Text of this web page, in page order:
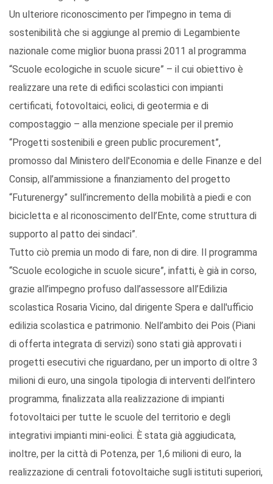
Un ulteriore riconoscimento per l’impegno in tema di
sostenibilità che si aggiunge al premio di Legambiente
nazionale come miglior buona prassi 2011 al programma
“Scuole ecologiche in scuole sicure” – il cui obiettivo è
realizzare una rete di edifici scolastici con impianti
certificati, fotovoltaici, eolici, di geotermia e di
compostaggio – alla menzione speciale per il premio
“Progetti sostenibili e green public procurement”,
promosso dal Ministero dell'Economia e delle Finanze e del
Consip, all’ammissione a finanziamento del progetto
“Futurenergy” sull’incremento della mobilità a piedi e con
bicicletta e al riconoscimento dell’Ente, come struttura di
supporto al patto dei sindaci”.
Tutto ciò premia un modo di fare, non di dire. Il programma
“Scuole ecologiche in scuole sicure”, infatti, è già in corso,
grazie all’impegno profuso dall’assessore all’Edilizia
scolastica Rosaria Vicino, dal dirigente Spera e dall'ufficio
edilizia scolastica e patrimonio. Nell’ambito dei Pois (Piani
di offerta integrata di servizi) sono stati già approvati i
progetti esecutivi che riguardano, per un importo di oltre 3
milioni di euro, una singola tipologia di interventi dell’intero
programma, finalizzata alla realizzazione di impianti
fotovoltaici per tutte le scuole del territorio e degli
integrativi impianti mini-eolici. È stata già aggiudicata,
inoltre, per la città di Potenza, per 1,6 milioni di euro, la
realizzazione di centrali fotovoltaiche sugli istituti superiori,